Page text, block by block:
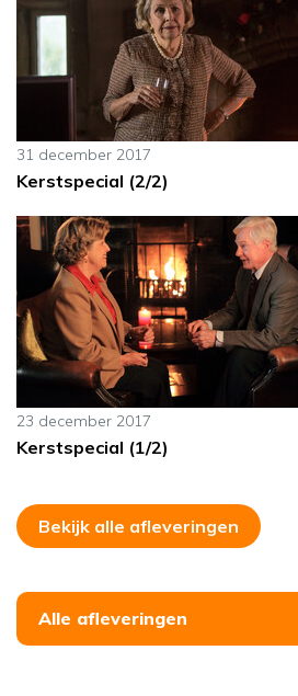
31 december 2017
Kerstspecial (2/2)
23 december 2017
Kerstspecial (1/2)
Bekijk alle afleveringen
Alle afleveringen